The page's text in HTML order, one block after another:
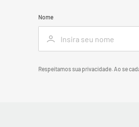
Nome
Respeitamos sua privacidade. Ao se